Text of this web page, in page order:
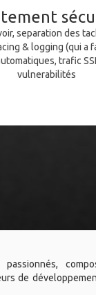
separation des
& logging (qui a
trafic
vulnerabilités
de